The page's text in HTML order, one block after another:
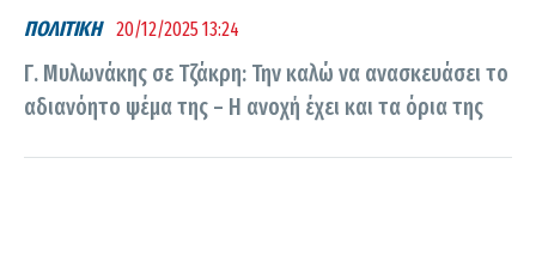
ΠΟΛΙΤΙΚΗ 20/12/2025 13:24
Γ. Μυλωνάκης σε Τζάκρη: Την καλώ να ανασκευάσει το
αδιανόητο ψέμα της – Η ανοχή έχει και τα όρια της